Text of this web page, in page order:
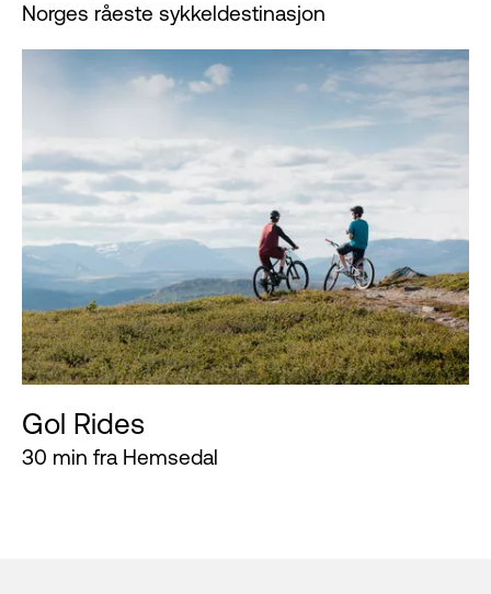
Norges råeste sykkeldestinasjon
Gol Rides
30 min fra Hemsedal